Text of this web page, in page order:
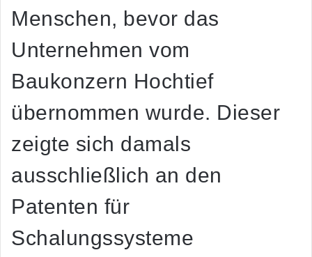
Menschen, bevor das
Unternehmen vom
Baukonzern Hochtief
übernommen wurde. Dieser
zeigte sich damals
ausschließlich an den
Patenten für
Schalungssysteme